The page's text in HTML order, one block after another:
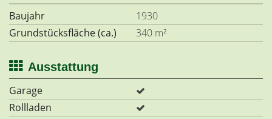
Baujahr
1930
Grundstücksfläche (ca.)
340 m²
Ausstattung
Garage
Rollladen